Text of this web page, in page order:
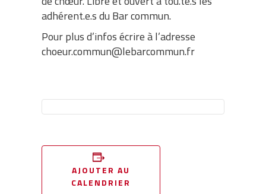
adhérent.e.s du Bar commun.
Pour plus d’infos écrire à l’adresse
choeur.commun@lebarcommun.fr
AJOUTER AU
CALENDRIER